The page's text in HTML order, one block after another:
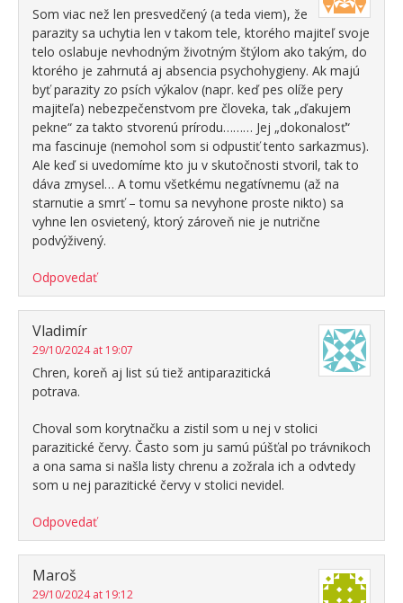
Som viac než len presvedčený (a teda viem), že
parazity sa uchytia len v takom tele, ktorého majiteľ svoje
telo oslabuje nevhodným životným štýlom ako takým, do
ktorého je zahrnutá aj absencia psychohygieny. Ak majú
byť parazity zo psích výkalov (napr. keď pes olíže pery
majiteľa) nebezpečenstvom pre človeka, tak „ďakujem
pekne“ za takto stvorenú prírodu……… Jej „dokonalosť“
ma fascinuje (nemohol som si odpustiť tento sarkazmus).
Ale keď si uvedomíme kto ju v skutočnosti stvoril, tak to
dáva zmysel… A tomu všetkému negatívnemu (až na
starnutie a smrť – tomu sa nevyhone proste nikto) sa
vyhne len osvietený, ktorý zároveň nie je nutrične
podvýživený.
Odpovedať
Vladimír
29/10/2024 at 19:07
Chren, koreň aj list sú tiež antiparazitická
potrava.
Choval som korytnačku a zistil som u nej v stolici
parazitické červy. Často som ju samú púšťal po trávnikoch
a ona sama si našla listy chrenu a zožrala ich a odvtedy
som u nej parazitické červy v stolici nevidel.
Odpovedať
Maroš
29/10/2024 at 19:12